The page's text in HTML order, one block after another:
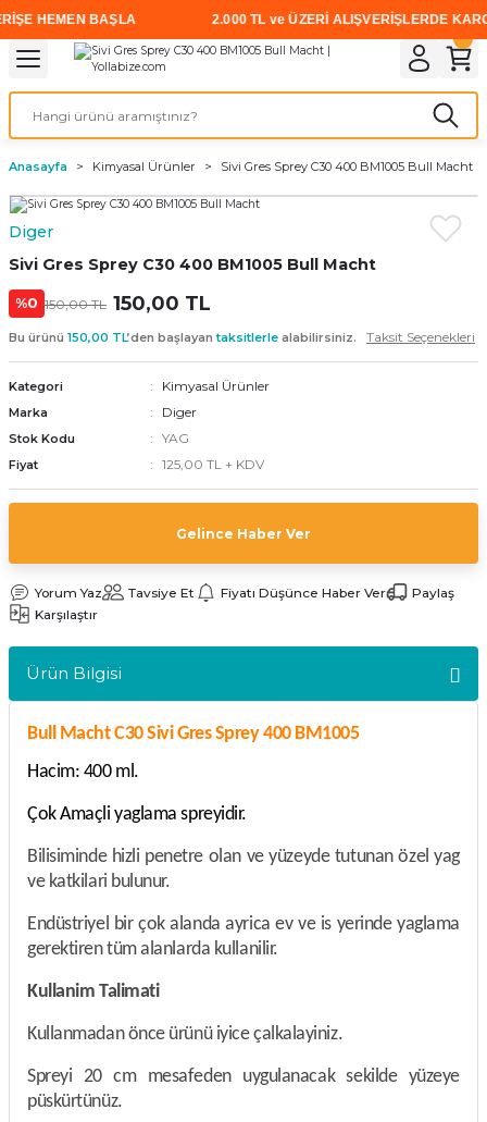
HEMEN BAŞLA 2.000 TL ve ÜZERİ ALIŞVERİŞLERDE KARGO
Geri Dön
Geri Dön
Geri Dön
Akıllı Vidalar
Sunta Vidası
Geri Dön
Geri Dön
Akülü Vidalamalar
Elektrikli Matkaplar
Gaz Armatürleri
Mıknatıslar
Geri Dön
Geri Dön
Cırt Zımparalar
Anasayfa
Kimyasal Ürünler Sivi Gres Sprey C30 400 BM1005 Bull Macht
Diger
Sivi Gres Sprey C30 400 BM1005 Bull Macht
%0 150,00 TL 150,00 TL
Bu ürünü 150,00 TL’den başlayantaksitlerle alabilirsiniz. Taksit Seçenekleri
Kategori Kimyasal Ürünler
Marka Diger
Stok Kodu YAG
Fiyat 125,00 TL + KDV
Gelince Haber Ver
Yorum Yaz Tavsiye Et Fiyatı Düşünce Haber Ver
Paylaş
Karşılaştır
Ürün Bilgisi
Bull Macht C30 Sivi Gres Sprey 400 BM1005
Hacim: 400 ml.
Çok Amaçli yaglama spreyidir.
Bilisiminde hizli penetre olan ve yüzeyde tutunan özel yag
ve katkilari bulunur.
Endüstriyel bir çok alanda ayrica ev ve is yerinde yaglama
gerektiren tüm alanlarda kullanilir.
Kullanim Talimati
Kullanmadan önce ürünü iyice çalkalayiniz.
Spreyi 20 cm mesafeden uygulanacak sekilde yüzeye
püskürtünüz.